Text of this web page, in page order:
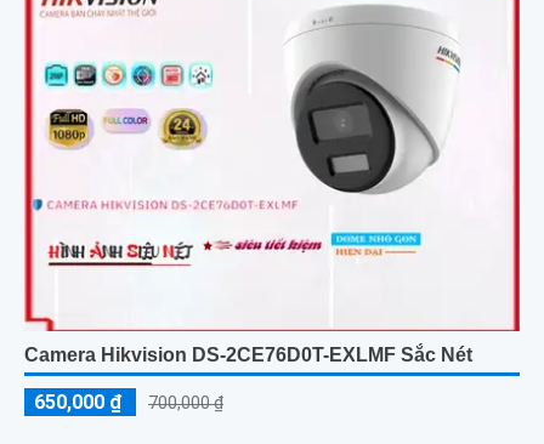
Camera Hikvision DS-2CE76D0T-EXLMF Sắc Nét
650,000 ₫ 700,000 ₫